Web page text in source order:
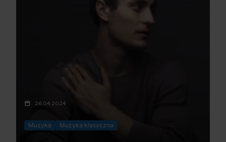
26.04.2024
Muzyka Muzyka klasyczna